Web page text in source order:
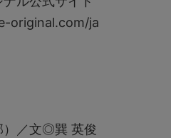
original.com/ja
／文◎巽 英俊